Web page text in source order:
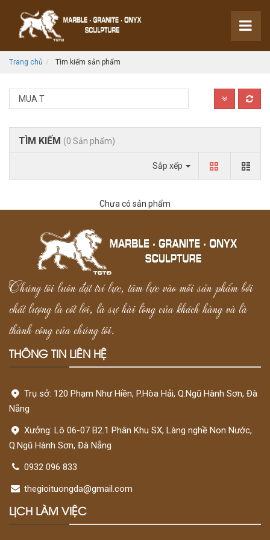
Trang chủ Tìm kiếm sản phẩm
TÌM KIẾM (0 Sản phẩm)
Sắp xếp
Chưa có sản phẩm
Chúng tôi luôn đặt trí lực, tâm lực vào mỗi sản phẩm bởi
chất lượng là cốt lõi, là sự hài lòng của khách hàng và là
thành công của chúng tôi.
THÔNG TIN LIÊN HỆ
Trụ sở: 120 Phạm Như Hiền, P.Hòa Hải, Q.Ngũ Hành Sơn, Đà
Nẵng
Xưởng: Lô 06-07 B2.1 Phân Khu SX, Làng nghề Non Nước,
Q.Ngũ Hành Sơn, Đà Nẵng
0932 096 833
thegioituongda@gmail.com
LỊCH LÀM VIỆC